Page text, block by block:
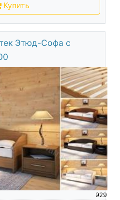
Купить
Этюд-Софа с
929